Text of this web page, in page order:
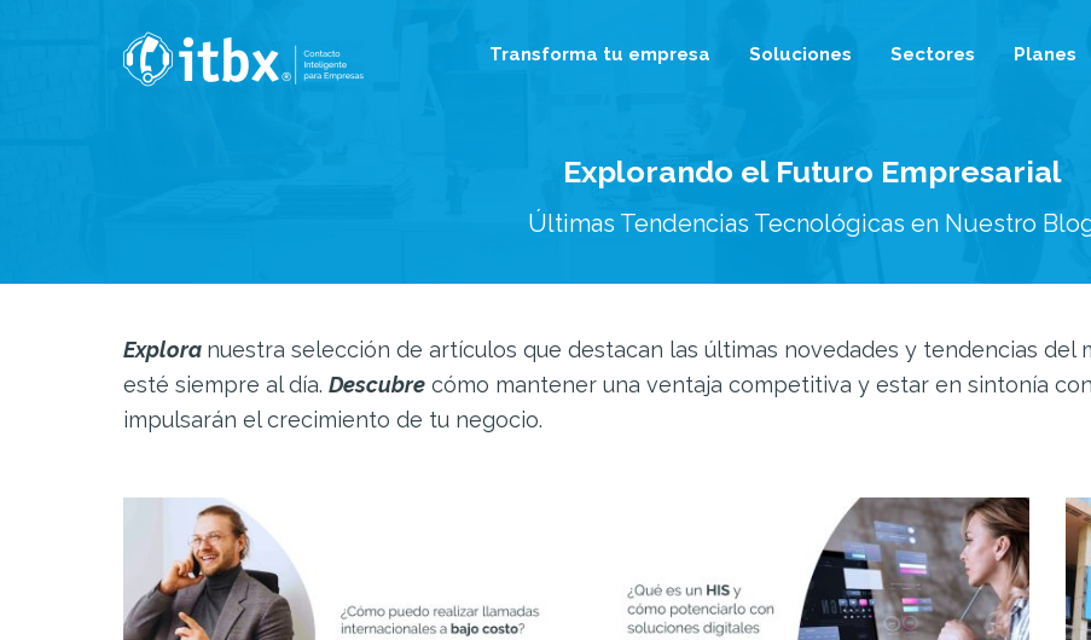
Transforma tu empresa Soluciones Sectores Planes
Explorando el Futuro Empresarial
Últimas Tendencias Tecnológicas en Nuestro
Explora nuestra selección de artículos que destacan las últimas novedades y tendencias del
esté siempre al día. Descubre cómo mantener una ventaja competitiva y estar en sintonía
impulsarán el crecimiento de tu negocio.